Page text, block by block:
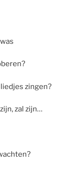
zingen?
zal zijn…